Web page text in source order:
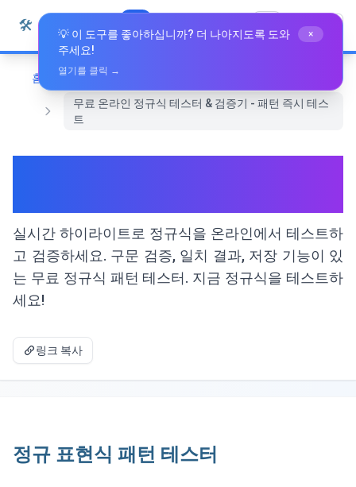
본문으로 건너뛰기
🛠️ Whiz Tools 한국어
홈
개발 도구
무료 온라인 정규식 테스터 & 검증기 - 패턴 즉시 테스
트
실시간 하이라이트로 정규식을 온라인에서 테스트하
고 검증하세요. 구문 검증, 일치 결과, 저장 기능이 있
는 무료 정규식 패턴 테스터. 지금 정규식을 테스트하
세요!
링크 복사
정규 표현식 패턴 테스터
💡 이 도구를 좋아하십니까? 더 나아지도록 도와
주세요!
×
열기를 클릭 →